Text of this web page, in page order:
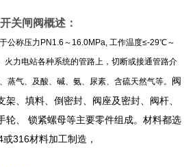
关闸阀概述：
公称压力PN1.6～16.0MPa, 工作温度≤-29℃～
力电站各种系统的管路上，切断或接通管路介
蒸气、及酸、碱、氨、尿素、含硫天然气等。​ 阀
、填料、倒密封、阀座及密封、阀杆、
轮、 锁紧螺母等主要零件组成。材料都选
316材料加工制造，